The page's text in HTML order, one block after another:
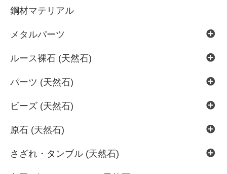
鋼材マテリアル
メタルパーツ
ルース裸石 (天然石)
パーツ (天然石)
ビーズ (天然石)
原石 (天然石)
さざれ・タンブル (天然石)